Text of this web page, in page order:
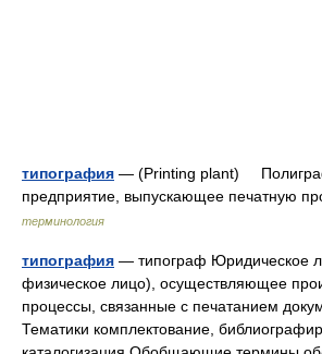
типография — (Printing plant)
предприятие, выпускающее печатную
терминология
типография — типограф Юридическое
физическое лицо), осуществляющее
процессы, связанные с печатанием
Тематики комплектование,